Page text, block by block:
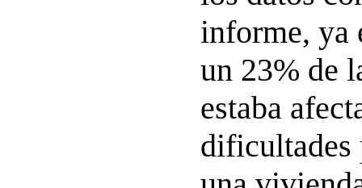
informe, ya
un 23% de
estaba
dificultades